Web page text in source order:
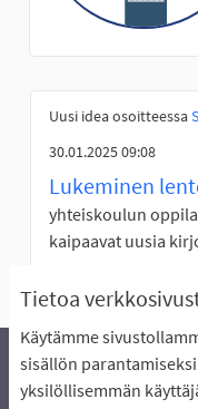
Tietoa
Käytämme
sisällön
yksilöllisemmän
Uusi idea osoitteessa
30.01.2025 09:08
Lukeminen
yhteiskoulun
kaipaavat uusia
Äänestyksen